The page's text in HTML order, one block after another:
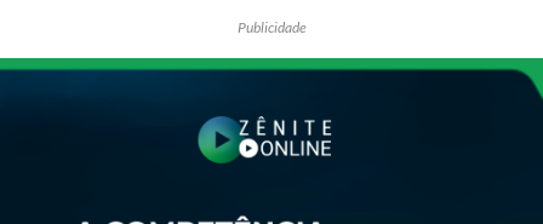
Publicidade